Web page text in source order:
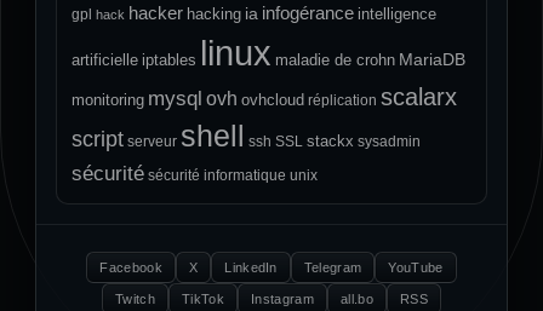
gpl
hack hacker hacking ia infogérance intelligence
artificielle iptables linux maladie de crohn MariaDB
monitoring mysql ovh ovhcloud réplication scalarx
script serveur shell ssh SSL stackx sysadmin
sécurité sécurité informatique unix
Facebook X LinkedIn Telegram YouTube
Twitch TikTok Instagram all.bo RSS